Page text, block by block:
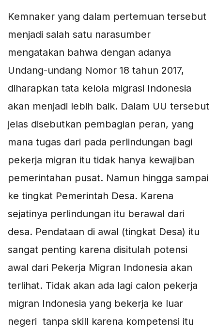
Kemnaker yang dalam pertemuan tersebut
menjadi salah satu narasumber
mengatakan bahwa dengan adanya
Undang-undang Nomor 18 tahun 2017,
diharapkan tata kelola migrasi Indonesia
akan menjadi lebih baik. Dalam UU tersebut
jelas disebutkan pembagian peran, yang
mana tugas dari pada perlindungan bagi
pekerja migran itu tidak hanya kewajiban
pemerintahan pusat. Namun hingga sampai
ke tingkat Pemerintah Desa. Karena
sejatinya perlindungan itu berawal dari
desa. Pendataan di awal (tingkat Desa) itu
sangat penting karena disitulah potensi
awal dari Pekerja Migran Indonesia akan
terlihat. Tidak akan ada lagi calon pekerja
migran Indonesia yang bekerja ke luar
negeri tanpa skill karena kompetensi itu